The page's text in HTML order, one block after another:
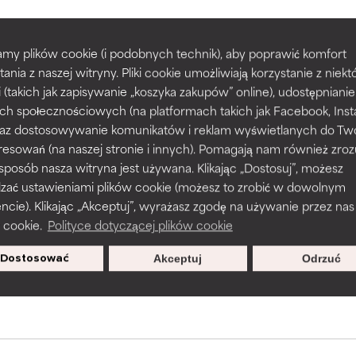
plików cookie (i podobnych technik), aby poprawić komfort
z naszej witryny. Pliki cookie umożliwiają korzystanie z
jak zapisywanie „koszyka zakupów” online),
społecznościowych (na platformach takich jak Facebook,
dostosowywanie komunikatów i reklam wyświetlanych do
(na naszej stronie i innych). Pomagają nam również
nasza witryna jest używana. Klikając „Dostosuj”, możesz
ustawieniami plików cookie (możesz to zrobić w dowolnym
Klikając „Akceptuj”, wyrażasz zgodę na używanie przez nas
Polityce dotyczącej plików cookie
Dostosować Odrzuć
Akceptuj
POWRÓT DO WYSZUKIWANIA
to assess ingredients in this dictionary. Regulations
tekstury, stabilności lub penetracji formuły.
ale może mieć problemy estetyczne, stabilności lub inne,
użyteczność.
podrażnienia. Ryzyko wzrasta w połączeniu z innymi
składnikami.
podrażnienie, stan zapalny, suchość itp. Może przynosić
tekstury, stabilności lub penetracji formuły.
ale może mieć problemy estetyczne, stabilności lub inne,
użyteczność.
podrażnienia. Ryzyko wzrasta w połączeniu z innymi
składnikami.
podrażnienie, stan zapalny, suchość itp. Może przynosić
się, aby otrzymywać wyjątkowe
oferty.